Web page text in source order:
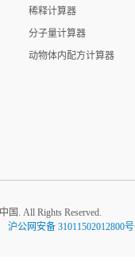
稀释计算器
分子量计算器
动物体内配方计算器
国. All Rights Reserved.
沪公网安备 31011502012800号